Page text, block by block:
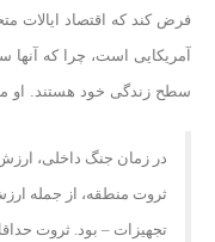
فرض کند که اقتصاد ایالات
آمریکایی است، چرا که
سطح زندگی خود هستند. او
در زمان جنگ داخلی، ارزش
ثروت منطقه، از جمله
تجهیزات – بود. ثروت